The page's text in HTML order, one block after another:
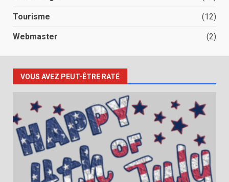
Tourisme (12)
Webmaster (2)
VOUS AVEZ PEUT-ÊTRE RATÉ